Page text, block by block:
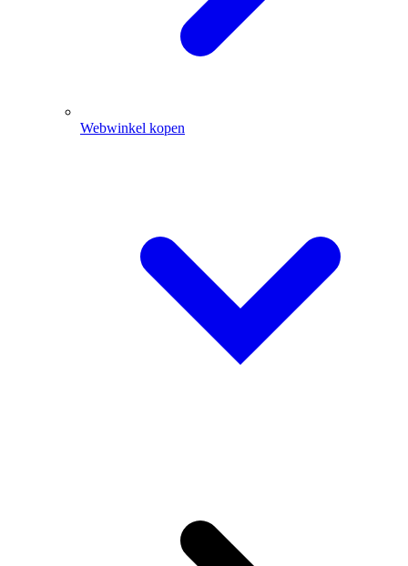
Webwinkel kopen